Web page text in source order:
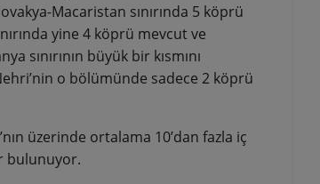
Macaristan sınırında 5 köprü
yine 4 köprü mevcut ve
sınırının büyük bir kısmını
o bölümünde sadece 2 köprü
üzerinde ortalama 10’dan fazla iç
bulunuyor.